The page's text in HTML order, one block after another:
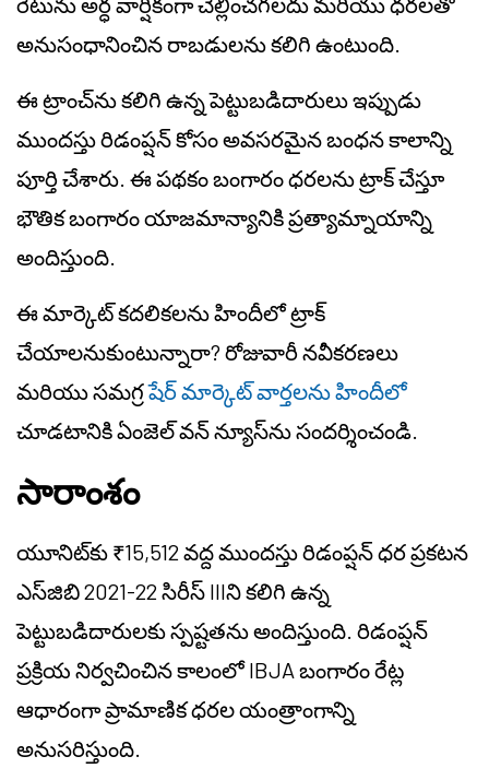
అనుసంధానించిన రాబడులను కలిగి ఉంటుంది.
ఈ ట్రాంచ్‌ను కలిగి ఉన్న పెట్టుబడిదారులు ఇప్పుడు
ముందస్తు రిడంప్షన్ కోసం అవసరమైన బంధన కాలాన్ని
పూర్తి చేశారు. ఈ పథకం బంగారం ధరలను ట్రాక్ చేస్తూ
భౌతిక బంగారం యాజమాన్యానికి ప్రత్యామ్నాయాన్ని
అందిస్తుంది.
ఈ మార్కెట్ కదలికలను హిందీలో ట్రాక్
చేయాలనుకుంటున్నారా? రోజువారీ నవీకరణలు
మరియు సమగ్రషేర్ మార్కెట్ వార్తలను హిందీలో
చూడటానికి ఏంజెల్ వన్ న్యూస్‌ను సందర్శించండి.
సారాంశం
యూనిట్‌కు ₹15,512 వద్ద ముందస్తు రిడంప్షన్ ధర ప్రకటన
ఎస్‌జిబి 2021-22 సిరీస్ IIIని కలిగి ఉన్న
పెట్టుబడిదారులకు స్పష్టతను అందిస్తుంది. రిడంప్షన్
ప్రక్రియ నిర్వచించిన కాలంలో IBJA బంగారం రేట్ల
ఆధారంగా ప్రామాణిక ధరల యంత్రాంగాన్ని
అనుసరిస్తుంది.